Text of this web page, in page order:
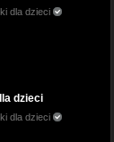
dla dzieci
dzieci
dla dzieci